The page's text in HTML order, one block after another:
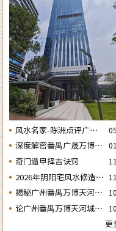
风水名家-陈洲点评广州
广交会芭洲交易中心大楼
的风水态势
深度解密番禺广晟万博中
心写字楼商铺商业不竞气
的风水原因
奇门遁甲择吉诀窍
2026年阴阳宅风水修造动
土入宅择吉需知
揭秘广州番禺万博天河城
玄妙的风水布局
论广州番禺万博天河城玄